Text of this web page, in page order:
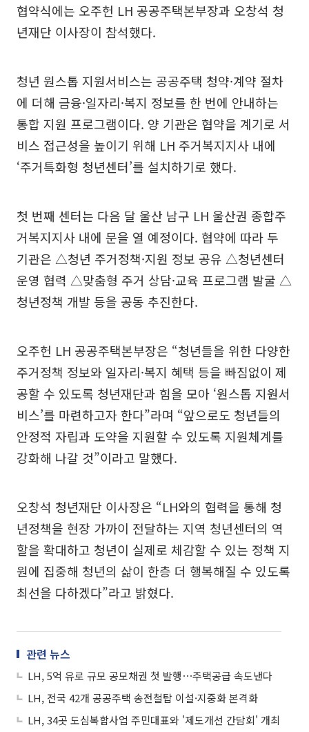
협약식에는 오주헌 LH 공공주택본부장과 오창석 청
년재단 이사장이 참석했다.
청년 원스톱 지원서비스는 공공주택 청약·계약 절차
에 더해 금융·일자리·복지 정보를 한 번에 안내하는
통합 지원 프로그램이다. 양 기관은 협약을 계기로 서
비스 접근성을 높이기 위해 LH 주거복지지사 내에
‘주거특화형 청년센터’를 설치하기로 했다.
첫 번째 센터는 다음 달 울산 남구 LH 울산권 종합주
거복지지사 내에 문을 열 예정이다. 협약에 따라 두
기관은 △청년 주거정책·지원 정보 공유 △청년센터
운영 협력 △맞춤형 주거 상담·교육 프로그램 발굴 △
청년정책 개발 등을 공동 추진한다.
오주헌 LH 공공주택본부장은 “청년들을 위한 다양한
주거정책 정보와 일자리·복지 혜택 등을 빠짐없이 제
공할 수 있도록 청년재단과 힘을 모아 ‘원스톱 지원서
비스’를 마련하고자 한다”라며 “앞으로도 청년들의
안정적 자립과 도약을 지원할 수 있도록 지원체계를
강화해 나갈 것”이라고 말했다.
오창석 청년재단 이사장은 “LH와의 협력을 통해 청
년정책을 현장 가까이 전달하는 지역 청년센터의 역
할을 확대하고 청년이 실제로 체감할 수 있는 정책 지
원에 집중해 청년의 삶이 한층 더 행복해질 수 있도록
최선을 다하겠다”라고 밝혔다.
관련 뉴스
LH, 5억 유로 규모 공모채권 첫 발행⋯주택공급 속도낸다
LH, 전국 42개 공공주택 송전철탑 이설·지중화 본격화
LH, 34곳 도심복합사업 주민대표와 '제도개선 간담회' 개최